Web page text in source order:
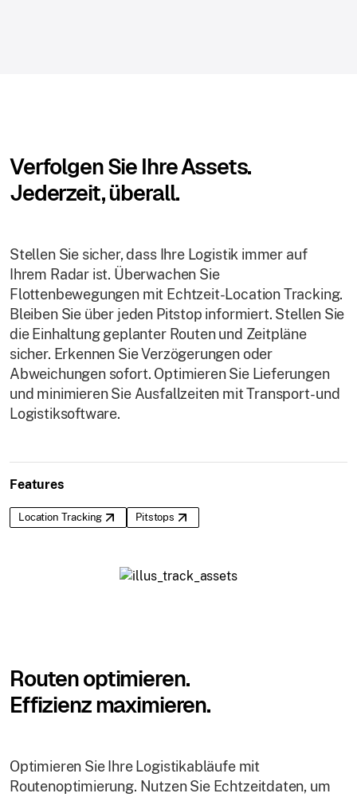
Verfolgen Sie Ihre Assets.
Jederzeit, überall.
Stellen Sie sicher, dass Ihre Logistik immer auf
Ihrem Radar ist. Überwachen Sie
Flottenbewegungen mit Echtzeit-Location Tracking.
Bleiben Sie über jeden Pitstop informiert. Stellen Sie
die Einhaltung geplanter Routen und Zeitpläne
sicher. Erkennen Sie Verzögerungen oder
Abweichungen sofort. Optimieren Sie Lieferungen
und minimieren Sie Ausfallzeiten mit Transport- und
Logistiksoftware.
Features
Location Tracking Pitstops
Routen optimieren.
Effizienz maximieren.
Optimieren Sie Ihre Logistikabläufe mit
Routenoptimierung. Nutzen Sie Echtzeitdaten, um